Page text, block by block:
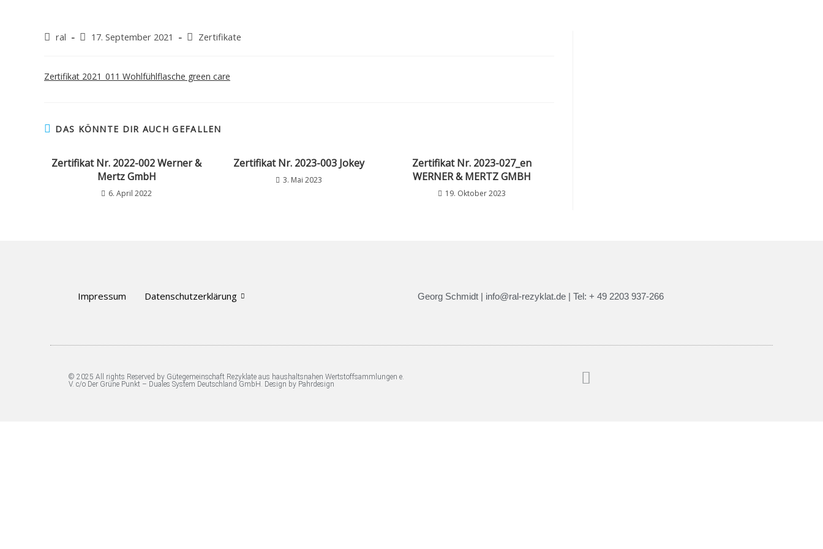
ral 17. September 2021 Zertifikate
Zertifikat 2021_011 Wohlfühlflasche green care
DAS KÖNNTE DIR AUCH GEFALLEN
Zertifikat Nr. 2022-002 Werner &
Mertz GmbH
6. April 2022
Zertifikat Nr. 2023-003 Jokey
3. Mai 2023
Zertifikat Nr. 2023-027_en
WERNER & MERTZ GMBH
19. Oktober 2023
Impressum Datenschutzerklärung Georg Schmidt | info@ral-rezyklat.de | Tel: + 49 2203 937-266
© 2025 All rights Reserved by Gütegemeinschaft Rezyklate aus haushaltsnahen Wertstoffsammlungen e.
V. c/o Der Grüne Punkt – Duales System Deutschland GmbH. Design by Pahrdesign